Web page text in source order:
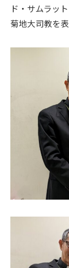
ド・サムラッ
菊地大司教を